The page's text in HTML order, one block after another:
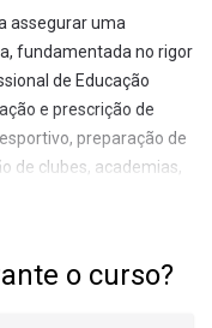
assegurar uma
fundamentada no rigor
de Educação
e prescrição de
preparação de
de clubes, academias,
física e recreação.
a saúde em todos
o curso?